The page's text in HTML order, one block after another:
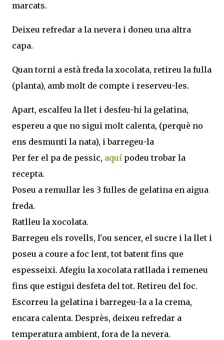
marcats.
Deixeu refredar a la nevera i doneu una altra
capa.
Quan torni a està freda la xocolata, retireu la fulla
(planta), amb molt de compte i reserveu-les.
Apart, escalfeu la llet i desfeu-hi la gelatina,
espereu a que no sigui molt calenta, (perquè no
ens desmunti la nata), i barregeu-la
Per fer el pa de pessic, aquí podeu trobar la
recepta.
Poseu a remullar les 3 fulles de gelatina en aigua
freda.
Ratlleu la xocolata.
Barregeu els rovells, l'ou sencer, el sucre i la llet i
poseu a coure a foc lent, tot batent fins que
espesseixi. Afegiu la xocolata ratllada i remeneu
fins que estigui desfeta del tot. Retireu del foc.
Escorreu la gelatina i barregeu-la a la crema,
encara calenta. Desprès, deixeu refredar a
temperatura ambient, fora de la nevera.